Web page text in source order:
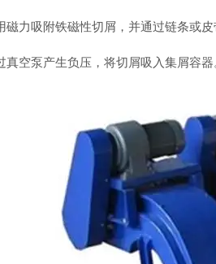
吸附铁磁性切屑，并通过链条或皮
泵产生负压，将切屑吸入集屑容器